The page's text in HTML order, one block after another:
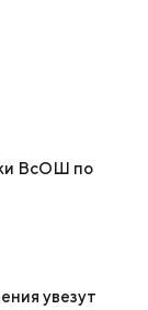
ВсОШ по
увезут